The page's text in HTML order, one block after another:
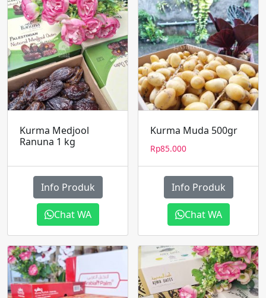
Kurma Medjool
Ranuna 1 kg
Info Produk
Chat WA
Kurma Muda 500gr
Rp85.000
Info Produk
Chat WA